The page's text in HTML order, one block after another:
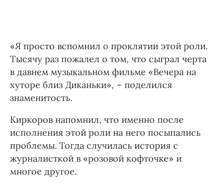
«Я просто вспомнил о проклятии этой роли.
Тысячу раз пожалел о том, что сыграл черта
в давнем музыкальном фильме «Вечера на
хуторе близ Диканьки», – поделился
знаменитость.
Киркоров напомнил, что именно после
исполнения этой роли на него посыпались
проблемы. Тогда случилась история с
журналисткой в «розовой кофточке» и
многое другое.